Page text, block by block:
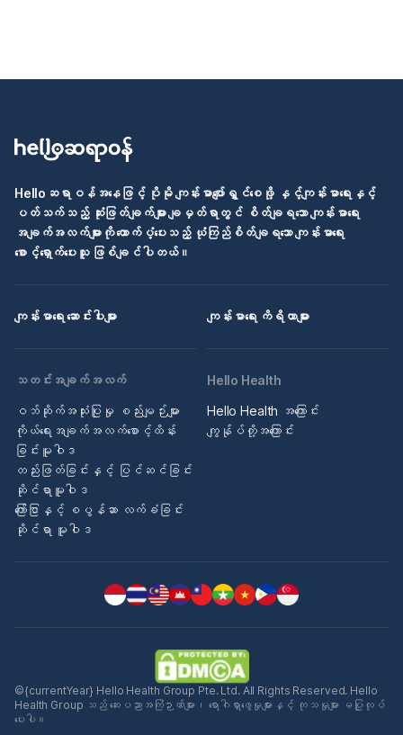
Helloဆရာဝန်အနေဖြင့် ပိုမို ကျန်းမာပျော်ရွှင်စေဖို့ နှင့်ကျန်းမာရေးနှင့်
ပတ်သက်သည့် ဆုံးဖြတ်ချက်များ ချမှတ်ရာတွင် စိတ်ချရသော ကျန်းမာရေး
အချက်အလက်များကို ထောက်ပံ့ပေးသည့် ယုံကြည်စိတ်ချရသော ကျန်းမာရေး
စောင့်ရှောက်ပေးသူ ဖြစ်ချင်ပါတယ်။
ကျန်းမာရေး ဆောင်းပါးများ ကျန်းမာရေး ကိရိယာများ
သတင်းအချက်အလက်
ဝဘ်ဆိုက်အသုံးပြုမှု စည်းမျဉ်းများ
ကိုယ်ရေးအချက်အလက်စောင့်ထိန်း
ခြင်းမူဝါဒ
တည်းဖြတ်ခြင်းနှင့် ပြင်ဆင်ခြင်း
ဆိုင်ရာမူဝါဒ
ကြော်ငြာနှင့် စပွန်ဆာ လက်ခံခြင်း
ဆိုင်ရာ မူဝါဒ
Hello Health
Hello Health အကြောင်း
ကျွန်ုပ်တို့အကြောင်း
©{currentYear} Hello Health Group Pte. Ltd. All Rights Reserved. Hello
Health Group သည် ဆေးပညာအကြံဉာဏ်များ၊ ရောဂါရှာဖွေမှုများနှင့် ကုသမှုများ မပြုလုပ်
ပေးပါ။